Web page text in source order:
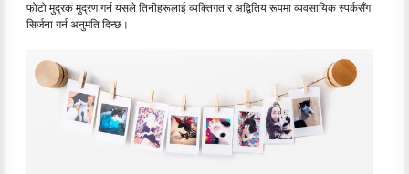
फोटो मुद्रक मुद्रण गर्न यसले तिनीहरूलाई व्यक्तिगत र अद्वितिय रूपमा व्यवसायिक स्पर्कसँग
सिर्जना गर्न अनुमति दिन्छ।